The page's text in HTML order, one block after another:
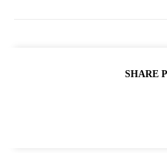
SHARE